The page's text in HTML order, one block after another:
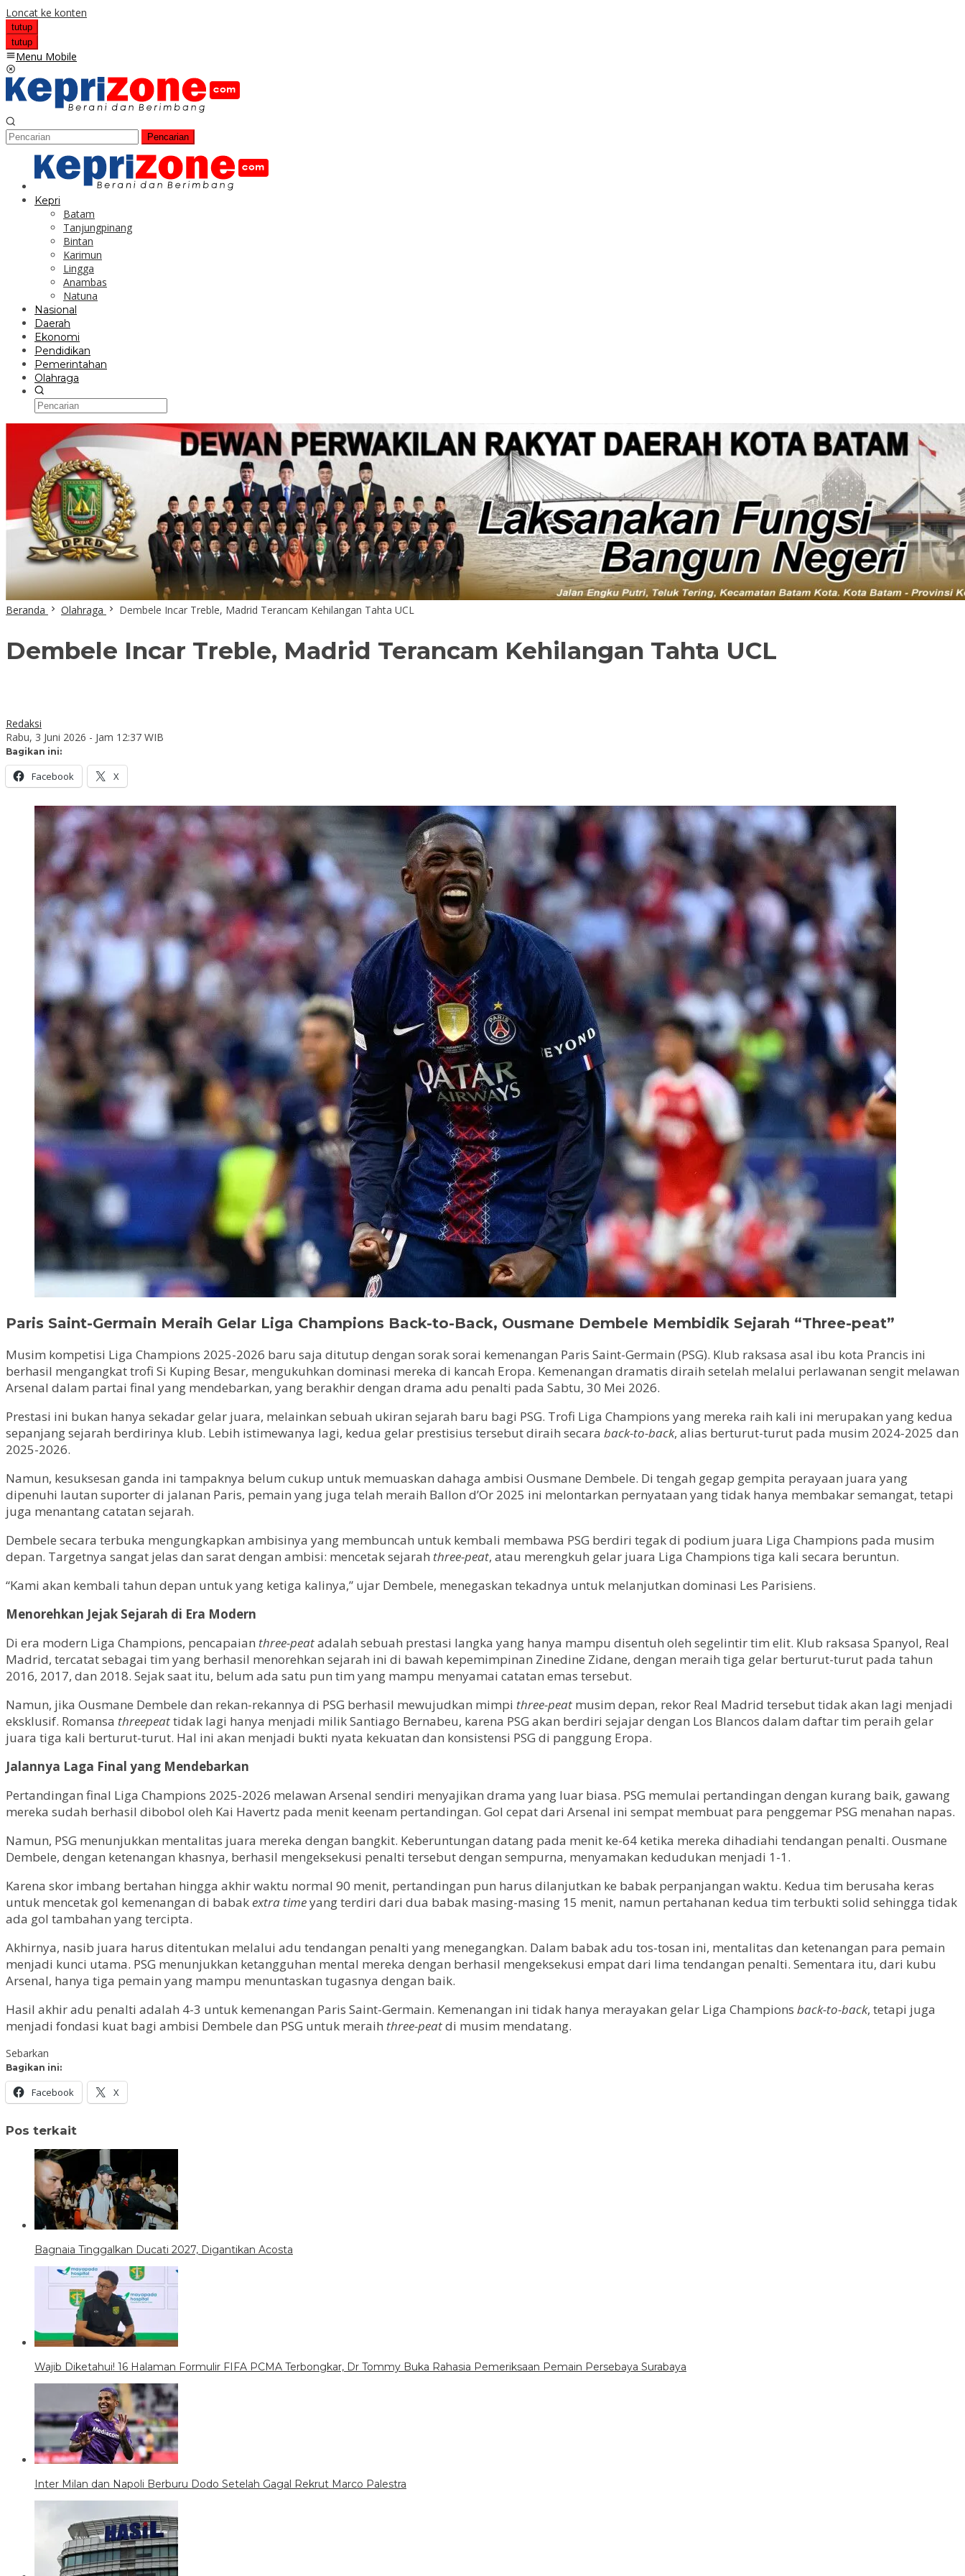
Loncat ke konten
tutup
tutup
Menu Mobile
Pencarian
Kepri
Batam
Tanjungpinang
Bintan
Karimun
Lingga
Anambas
Natuna
Nasional
Daerah
Ekonomi
Pendidikan
Pemerintahan
Olahraga
Beranda Olahraga Dembele Incar Treble, Madrid Terancam Kehilangan Tahta UCL
Dembele Incar Treble, Madrid Terancam Kehilangan Tahta UCL
Redaksi
Rabu, 3 Juni 2026 - Jam 12:37 WIB
Bagikan ini:
Facebook X
Paris Saint-Germain Meraih Gelar Liga Champions Back-to-Back, Ousmane Dembele Membidik Sejarah “Three-peat”
Musim kompetisi Liga Champions 2025-2026 baru saja ditutup dengan sorak sorai kemenangan Paris Saint-Germain (PSG). Klub raksasa asal ibu kota Prancis ini
berhasil mengangkat trofi Si Kuping Besar, mengukuhkan dominasi mereka di kancah Eropa. Kemenangan dramatis diraih setelah melalui perlawanan sengit melawan
Arsenal dalam partai final yang mendebarkan, yang berakhir dengan drama adu penalti pada Sabtu, 30 Mei 2026.
Prestasi ini bukan hanya sekadar gelar juara, melainkan sebuah ukiran sejarah baru bagi PSG. Trofi Liga Champions yang mereka raih kali ini merupakan yang kedua
sepanjang sejarah berdirinya klub. Lebih istimewanya lagi, kedua gelar prestisius tersebut diraih secara back-to-back, alias berturut-turut pada musim 2024-2025 dan
2025-2026.
Namun, kesuksesan ganda ini tampaknya belum cukup untuk memuaskan dahaga ambisi Ousmane Dembele. Di tengah gegap gempita perayaan juara yang
dipenuhi lautan suporter di jalanan Paris, pemain yang juga telah meraih Ballon d’Or 2025 ini melontarkan pernyataan yang tidak hanya membakar semangat, tetapi
juga menantang catatan sejarah.
Dembele secara terbuka mengungkapkan ambisinya yang membuncah untuk kembali membawa PSG berdiri tegak di podium juara Liga Champions pada musim
depan. Targetnya sangat jelas dan sarat dengan ambisi: mencetak sejarah three-peat, atau merengkuh gelar juara Liga Champions tiga kali secara beruntun.
“Kami akan kembali tahun depan untuk yang ketiga kalinya,” ujar Dembele, menegaskan tekadnya untuk melanjutkan dominasi Les Parisiens.
Menorehkan Jejak Sejarah di Era Modern
Di era modern Liga Champions, pencapaian three-peatadalah sebuah prestasi langka yang hanya mampu disentuh oleh segelintir tim elit. Klub raksasa Spanyol, Real
Madrid, tercatat sebagai tim yang berhasil menorehkan sejarah ini di bawah kepemimpinan Zinedine Zidane, dengan meraih tiga gelar berturut-turut pada tahun
2016, 2017, dan 2018. Sejak saat itu, belum ada satu pun tim yang mampu menyamai catatan emas tersebut.
Namun, jika Ousmane Dembele dan rekan-rekannya di PSG berhasil mewujudkan mimpi three-peat musim depan, rekor Real Madrid tersebut tidak akan lagi menjadi
eksklusif. Romansa threepeattidak lagi hanya menjadi milik Santiago Bernabeu, karena PSG akan berdiri sejajar dengan Los Blancos dalam daftar tim peraih gelar
juara tiga kali berturut-turut. Hal ini akan menjadi bukti nyata kekuatan dan konsistensi PSG di panggung Eropa.
Jalannya Laga Final yang Mendebarkan
Pertandingan final Liga Champions 2025-2026 melawan Arsenal sendiri menyajikan drama yang luar biasa. PSG memulai pertandingan dengan kurang baik, gawang
mereka sudah berhasil dibobol oleh Kai Havertz pada menit keenam pertandingan. Gol cepat dari Arsenal ini sempat membuat para penggemar PSG menahan napas.
Namun, PSG menunjukkan mentalitas juara mereka dengan bangkit. Keberuntungan datang pada menit ke-64 ketika mereka dihadiahi tendangan penalti. Ousmane
Dembele, dengan ketenangan khasnya, berhasil mengeksekusi penalti tersebut dengan sempurna, menyamakan kedudukan menjadi 1-1.
Karena skor imbang bertahan hingga akhir waktu normal 90 menit, pertandingan pun harus dilanjutkan ke babak perpanjangan waktu. Kedua tim berusaha keras
untuk mencetak gol kemenangan di babakextra timeyang terdiri dari dua babak masing-masing 15 menit, namun pertahanan kedua tim terbukti solid sehingga tidak
ada gol tambahan yang tercipta.
Akhirnya, nasib juara harus ditentukan melalui adu tendangan penalti yang menegangkan. Dalam babak adu tos-tosan ini, mentalitas dan ketenangan para pemain
menjadi kunci utama. PSG menunjukkan ketangguhan mental mereka dengan berhasil mengeksekusi empat dari lima tendangan penalti. Sementara itu, dari kubu
Arsenal, hanya tiga pemain yang mampu menuntaskan tugasnya dengan baik.
Hasil akhir adu penalti adalah 4-3 untuk kemenangan Paris Saint-Germain. Kemenangan ini tidak hanya merayakan gelar Liga Champions back-to-back, tetapi juga
menjadi fondasi kuat bagi ambisi Dembele dan PSG untuk meraih three-peatdi musim mendatang.
Sebarkan
Bagikan ini:
Facebook X
Pos terkait
Bagnaia Tinggalkan Ducati 2027, Digantikan Acosta
Wajib Diketahui! 16 Halaman Formulir FIFA PCMA Terbongkar, Dr Tommy Buka Rahasia Pemeriksaan Pemain Persebaya Surabaya
Inter Milan dan Napoli Berburu Dodo Setelah Gagal Rekrut Marco Palestra